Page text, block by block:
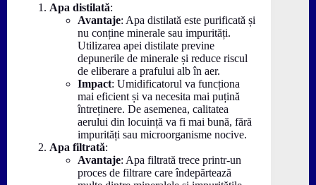
Apa distilată:
Avantaje: Apa distilată este purificată și
nu conține minerale sau impurități.
Utilizarea apei distilate previne
depunerile de minerale și reduce riscul
de eliberare a prafului alb în aer.
Impact: Umidificatorul va funcționa
mai eficient și va necesita mai puțină
întreținere. De asemenea, calitatea
aerului din locuință va fi mai bună, fără
impurități sau microorganisme nocive.
Apa filtrată:
Avantaje: Apa filtrată trece printr-un
proces de filtrare care îndepărtează